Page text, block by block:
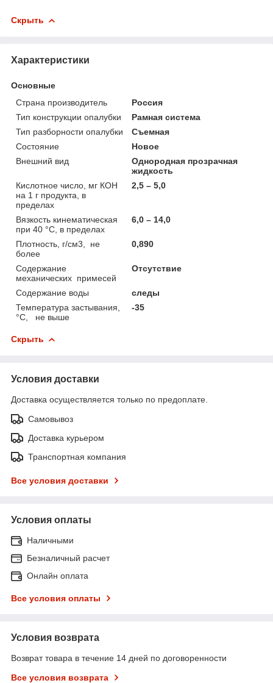
Скрыть
Характеристики
Основные
Страна производитель
Россия
Тип конструкции опалубки
Рамная система
Тип разборности опалубки
Съемная
Состояние
Новое
Внешний вид
Однородная прозрачная
жидкость
Кислотное число, мг КОН
на 1 г продукта, в
пределах
2,5 – 5,0
Вязкость кинематическая
при 40 °С, в пределах
6,0 – 14,0
Плотность, г/см3, не
более
0,890
Содержание
механических примесей
Отсутствие
Содержание воды
следы
Температура застывания,
°С, не выше
-35
Скрыть
Условия доставки
Доставка осуществляется только по предоплате.
Самовывоз
Доставка курьером
Транспортная компания
Все условия доставки
Условия оплаты
Наличными
Безналичный расчет
Онлайн оплата
Все условия оплаты
Условия возврата
Возврат товара в течение 14 дней по договоренности
Все условия возврата